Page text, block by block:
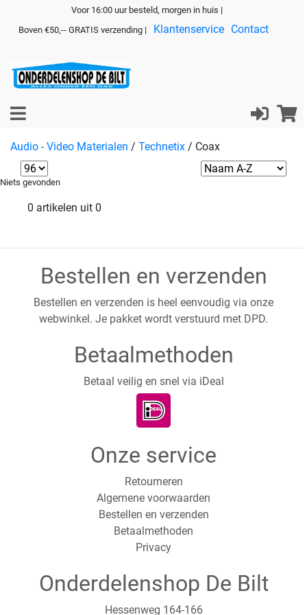
Voor 16:00 uur besteld, morgen in huis |
Boven €50,-- GRATIS verzending |
Klantenservice Contact
Audio - Video Materialen / Technetix / Coax
Niets gevonden
0 artikelen uit 0
Bestellen en verzenden
Bestellen en verzenden is heel eenvoudig via onze
webwinkel. Je pakket wordt verstuurd met DPD.
Betaalmethoden
Betaal veilig en snel via iDeal
Onze service
Retourneren
Algemene voorwaarden
Bestellen en verzenden
Betaalmethoden
Privacy
Onderdelenshop De Bilt
Hessenweg 164-166